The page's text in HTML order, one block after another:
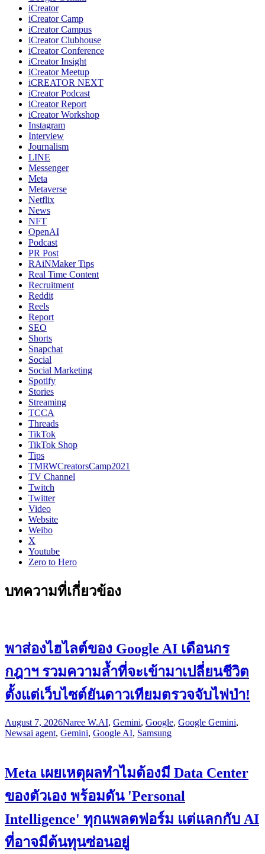
iCreator
iCreator Camp
iCreator Campus
iCreator Clubhouse
iCreator Conference
iCreator Insight
iCreator Meetup
iCREATOR NEXT
iCreator Podcast
iCreator Report
iCreator Workshop
Instagram
Interview
Journalism
LINE
Messenger
Meta
Metaverse
Netflix
News
NFT
OpenAI
Podcast
PR Post
RAiNMaker Tips
Real Time Content
Recruitment
Reddit
Reels
Report
SEO
Shorts
Snapchat
Social
Social Marketing
Spotify
Stories
Streaming
TCCA
Threads
TikTok
TikTok Shop
Tips
TMRWCreatorsCamp2021
TV Channel
Twitch
Twitter
Video
Website
Weibo
X
Youtube
Zero to Hero
บทความที่เกี่ยวข้อง
พาส่องไฮไลต์ของ Google AI เดือนกร
กฎาฯ รวมความล้ำที่จะเข้ามาเปลี่ยนชีวิต
ตั้งแต่เว็บไซต์ยันดาวเทียมตรวจจับไฟป่า!
August 7, 2026Naree W.AI, Gemini, Google, Google Gemini,
Newsai agent, Gemini, Google AI, Samsung
Meta เผยเหตุผลทำไมต้องมี Data Center
ของตัวเอง พร้อมดัน 'Personal
Intelligence' ทุกแพลตฟอร์ม แต่แลกกับ AI
ที่อาจมีต้นทุนซ่อนอยู่